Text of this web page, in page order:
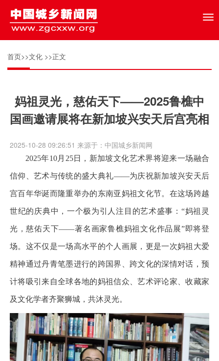
首页>>文化 >>正文
妈祖灵光，慈佑天下——2025鲁樵中
国画邀请展将在新加坡兴安天后宫亮相
2025-10-28 09:26:51 来源于：中国城乡新闻网
2025年10月25日，新加坡文化艺术界将迎来一场融合
信仰、艺术与传统的盛大典礼——为庆祝新加坡兴安天后
宫百年华诞而隆重举办的东南亚妈祖文化节。在这场跨越
世纪的庆典中，一个极为引人注目的艺术盛事：“妈祖灵
光，慈佑天下——著名画家鲁樵妈祖文化作品展”即将登
场。这不仅是一场高水平的个人画展，更是一次妈祖大爱
精神通过丹青笔墨进行的跨国界、跨文化的深情对话，预
计将吸引来自全球各地的妈祖信众、艺术评论家、收藏家
及文化学者齐聚狮城，共沐灵光。